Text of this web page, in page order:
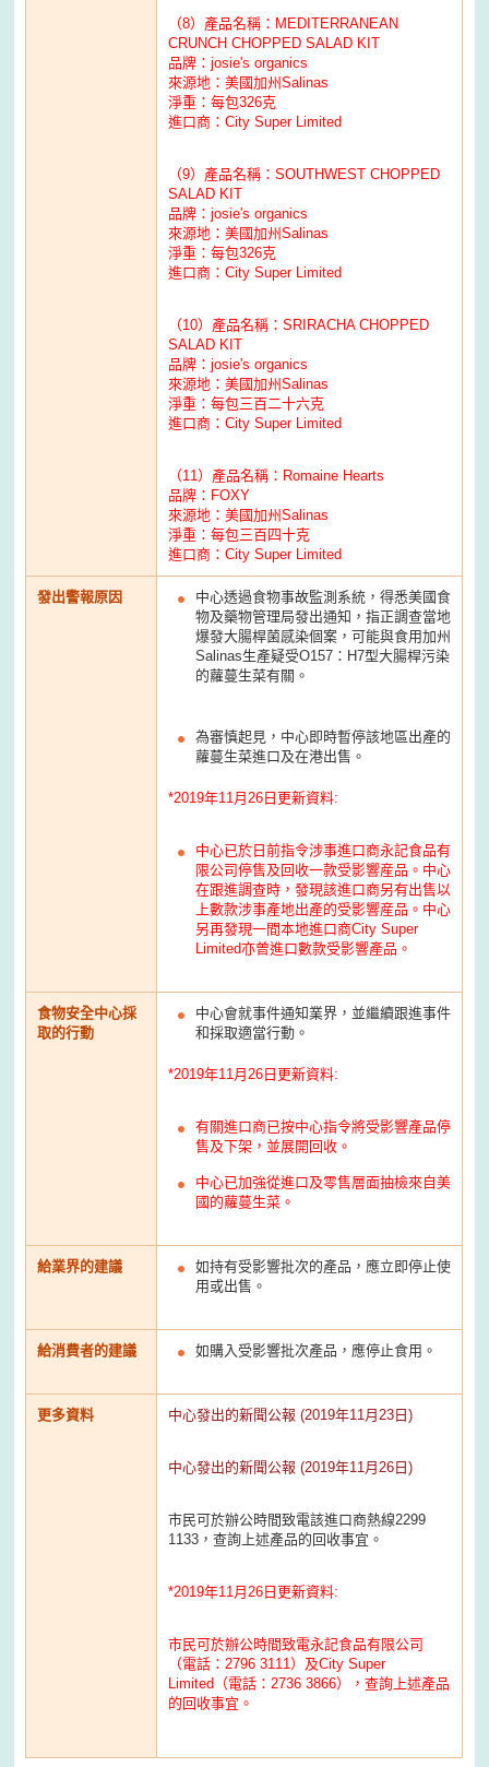
（8）產品名稱：MEDITERRANEAN
CRUNCH CHOPPED SALAD KIT
品牌：josie's organics
來源地：美國加州Salinas
淨重：每包326克
進口商：City Super Limited
（9）產品名稱：SOUTHWEST CHOPPED
SALAD KIT
品牌：josie's organics
來源地：美國加州Salinas
淨重：每包326克
進口商：City Super Limited
（10）產品名稱：SRIRACHA CHOPPED
SALAD KIT
品牌：josie's organics
來源地：美國加州Salinas
淨重：每包三百二十六克
進口商：City Super Limited
（11）產品名稱：Romaine Hearts
品牌：FOXY
來源地：美國加州Salinas
淨重：每包三百四十克
進口商：City Super Limited
發出警報原因
中心透過食物事故監測系統，得悉美國食
物及藥物管理局發出通知，指正調查當地
爆發大腸桿菌感染個案，可能與食用加州
Salinas生產疑受O157：H7型大腸桿污染
的蘿蔓生菜有關。
為審慎起見，中心即時暫停該地區出產的
蘿蔓生菜進口及在港出售。
*2019年11月26日更新資料:
中心已於日前指令涉事進口商永記食品有
限公司停售及回收一款受影響産品。中心
在跟進調查時，發現該進口商另有出售以
上數款涉事產地出產的受影響産品。中心
另再發現一間本地進口商City Super
Limited亦曾進口數款受影響產品。
食物安全中心採
取的行動
中心會就事件通知業界，並繼續跟進事件
和採取適當行動。
*2019年11月26日更新資料:
有關進口商已按中心指令將受影響產品停
售及下架，並展開回收。
中心已加強從進口及零售層面抽檢來自美
國的蘿蔓生菜。
給業界的建議
如持有受影響批次的產品，應立即停止使
用或出售。
給消費者的建議 如購入受影響批次產品，應停止食用。
更多資料 中心發出的新聞公報 (2019年11月23日)
中心發出的新聞公報 (2019年11月26日)
市民可於辦公時間致電該進口商熱線2299
1133，查詢上述產品的回收事宜。
*2019年11月26日更新資料:
市民可於辦公時間致電永記食品有限公司
（電話：2796 3111）及City Super
Limited（電話：2736 3866），查詢上述產品
的回收事宜。